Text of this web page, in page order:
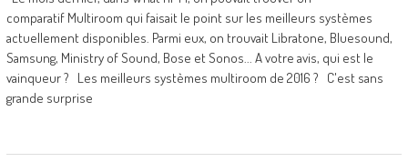
comparatif Multiroom qui faisait le point sur les meilleurs systèmes
actuellement disponibles. Parmi eux, on trouvait Libratone, Bluesound,
Samsung, Ministry of Sound, Bose et Sonos... A votre avis, qui est le
vainqueur ? Les meilleurs systèmes multiroom de 2016 ? C'est sans
grande surprise